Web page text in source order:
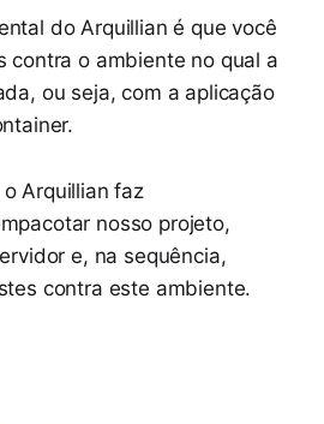
do Arquillian é que você
contra o ambiente no qual a
ou seja, com a aplicação
Arquillian faz
nosso projeto,
e, na sequência,
contra este ambiente.